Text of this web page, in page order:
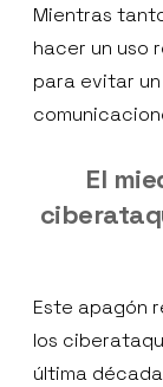
Mientras
hacer un uso
para evitar
El
Este apagón
los
última